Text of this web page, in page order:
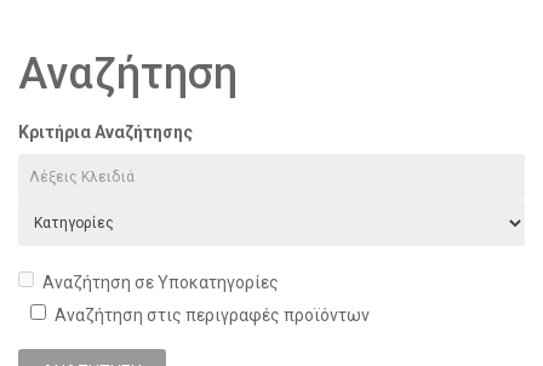
Αναζήτηση
Κριτήρια Αναζήτησης
Αναζήτηση σε Υποκατηγορίες
Αναζήτηση στις περιγραφές προϊόντων